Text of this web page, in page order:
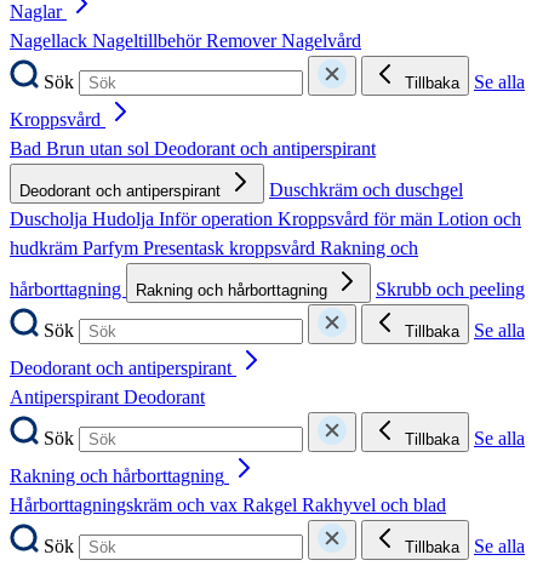
Naglar
Nagellack NageltillbehörRemoverNagelvård
Sök
Tillbaka
Se alla
Kroppsvård
Bad Brun utan sol Deodorant och antiperspirant
Deodorant och antiperspirant
Duschkräm och duschgel
Duscholja Hudolja Inför operation Kroppsvård för män Lotion och
hudkräm Parfym Presentask kroppsvård Rakning och
hårborttagning
Rakning och hårborttagning
Skrubb och peeling
Sök
Tillbaka
Se alla
Deodorant och antiperspirant
AntiperspirantDeodorant
Sök
Tillbaka
Se alla
Rakning och hårborttagning
Hårborttagningskräm och vax Rakgel Rakhyvel och blad
Sök
Tillbaka
Se alla